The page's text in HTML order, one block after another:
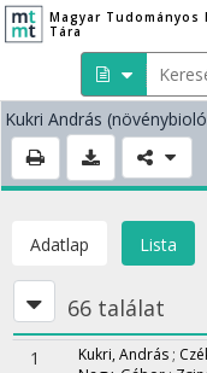
Magyar Tudományos
Tára
Kukri András
Adatlap Lista
66 találat
1 Kukri, András ;